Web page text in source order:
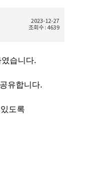
2023-12-27
조회수 : 4639
습니다.
유합니다.
도록